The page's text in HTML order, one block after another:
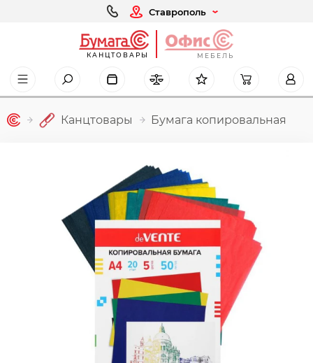
Ставрополь
КАНЦТОВАРЫ МЕБЕЛЬ
Канцтовары Бумага копировальная